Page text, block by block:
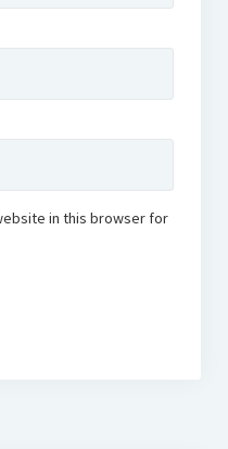
in this browser for